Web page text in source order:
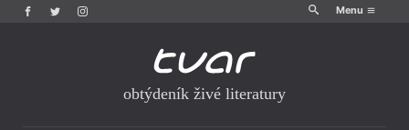
Menu
obtýdeník živé literatury